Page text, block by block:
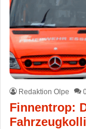
Redaktion Olpe
Finnentrop: